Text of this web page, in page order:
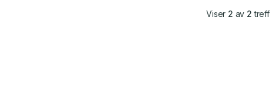
Viser 2 av 2 treff